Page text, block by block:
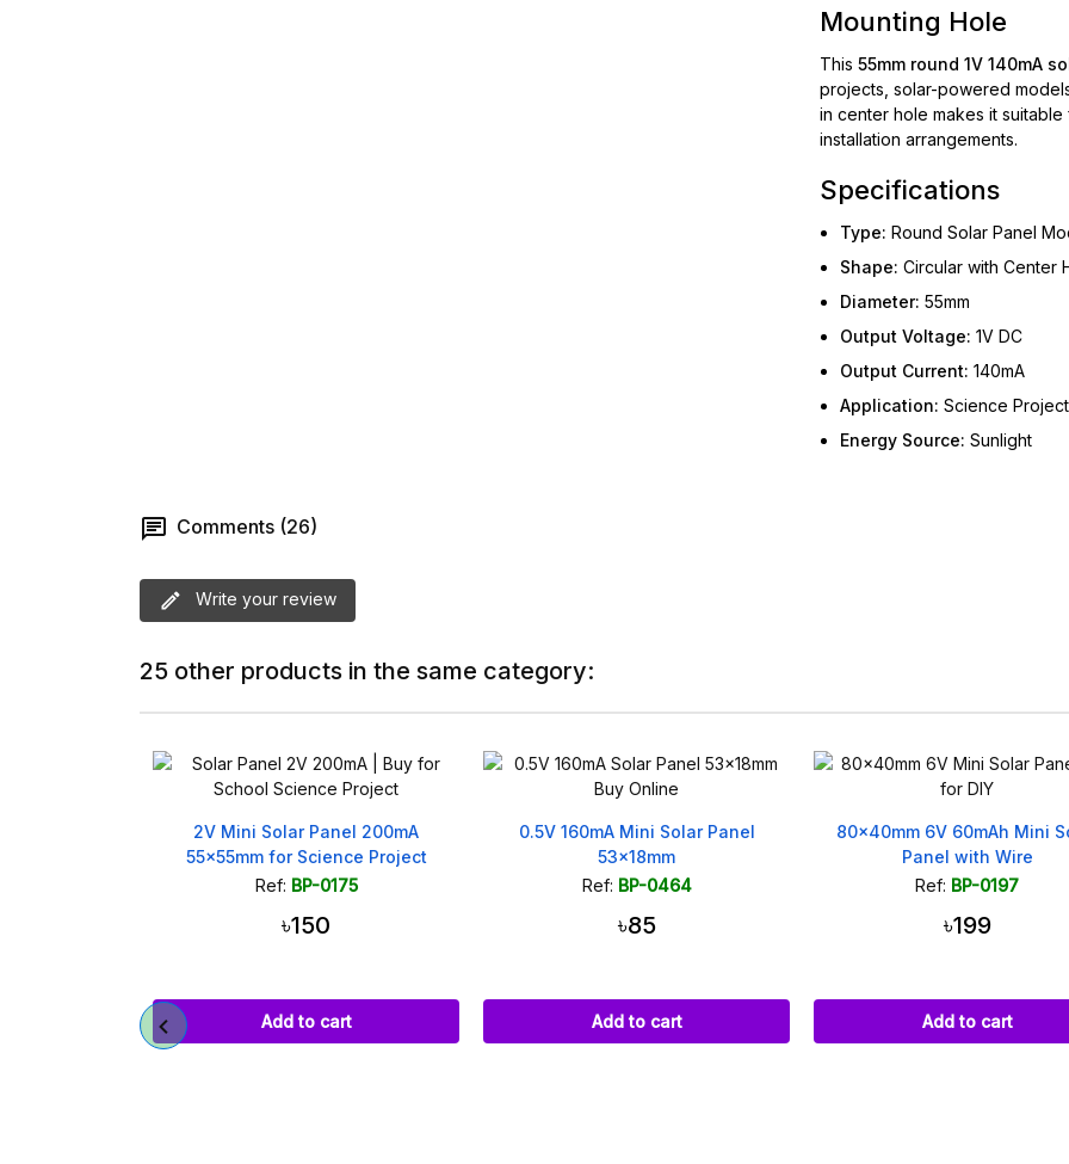
Mounting Hole
This 55mm round 1V 140mA
projects, solar-powered
in center hole makes it
installation arrangements.
Specifications
Type: Round Solar Panel
Shape: Circular with Center
Diameter: 55mm
Output Voltage: 1V DC
Output Current: 140mA
Application: Science
Energy Source: Sunlight
Comments (26)
Write your review
25 other products in the same category:
0.5V 160mA Mini Solar Panel
53x18mm
Ref: BP-0464
৳85
Add to cart
80x40mm 6V 60mAh Mini Solar
Panel with Wire
Ref: BP-0197
৳199
Add to cart
60x60mm 5V 90mA Small
Panel
Ref: BP-0473
৳190
Add to cart